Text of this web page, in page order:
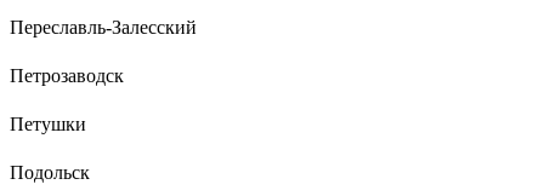
Переславль-Залесский
Петрозаводск
Петушки
Подольск